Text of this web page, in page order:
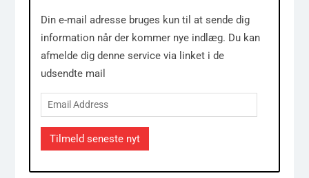
Din e-mail adresse bruges kun til at sende dig
information når der kommer nye indlæg. Du kan
afmelde dig denne service via linket i de
udsendte mail
Email
Address
Tilmeld seneste nyt